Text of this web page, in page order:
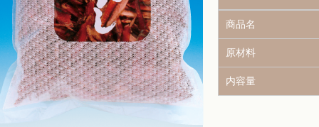
商品名
原材料
内容量